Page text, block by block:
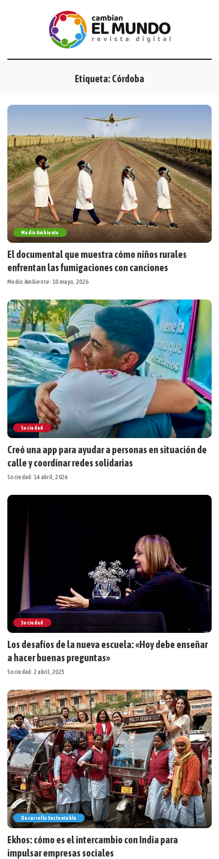
Etiqueta: Córdoba
Medio Ambiente
El documental que muestra cómo niños rurales
enfrentan las fumigaciones con canciones
Medio Ambiente 10 mayo, 2026
Sociedad
Creó una app para ayudar a personas en situación de
calle y coordinar redes solidarias
Sociedad 14 abril, 2026
Sociedad
Los desafíos de la nueva escuela: «Hoy debe enseñar
a hacer buenas preguntas»
Sociedad 2 abril, 2025
Desarrollo Sustentable
Ekhos: cómo es el intercambio con India para
impulsar empresas sociales